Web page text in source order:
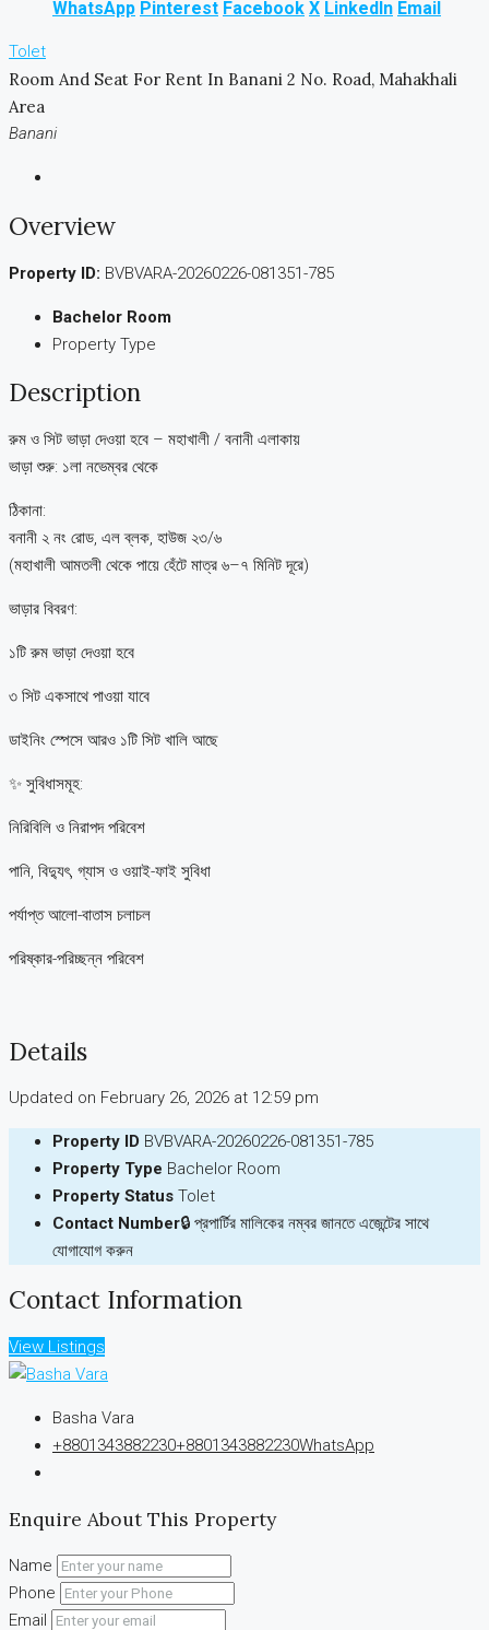
WhatsApp Pinterest Facebook X LinkedIn Email
Tolet
Room And Seat For Rent In Banani 2 No. Road, Mahakhali
Area
Banani
Overview
Property ID: BVBVARA-20260226-081351-785
Bachelor Room
Property Type
Description
রুম ও সিট ভাড়া দেওয়া হবে – মহাখালী / বনানী এলাকায়
ভাড়া শুরু: ১লা নভেম্বর থেকে
ঠিকানা:
বনানী ২ নং রোড, এল ব্লক, হাউজ ২৩/৬
(মহাখালী আমতলী থেকে পায়ে হেঁটে মাত্র ৬–৭ মিনিট দূরে)
ভাড়ার বিবরণ:
১টি রুম ভাড়া দেওয়া হবে
৩ সিট একসাথে পাওয়া যাবে
ডাইনিং স্পেসে আরও ১টি সিট খালি আছে
✨ সুবিধাসমূহ:
নিরিবিলি ও নিরাপদ পরিবেশ
পানি, বিদ্যুৎ, গ্যাস ও ওয়াই-ফাই সুবিধা
পর্যাপ্ত আলো-বাতাস চলাচল
পরিষ্কার-পরিচ্ছন্ন পরিবেশ
Details
Updated on February 26, 2026 at 12:59 pm
Property ID BVBVARA-20260226-081351-785
Property Type Bachelor Room
Property Status Tolet
Contact Number🔒 প্রপার্টির মালিকের নম্বর জানতে এজেন্টের সাথে
যোগাযোগ করুন
Contact Information
View Listings
Basha Vara
+8801343882230+8801343882230WhatsApp
Enquire About This Property
Name
Phone
Email